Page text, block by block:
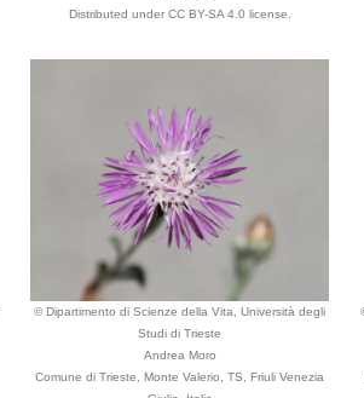
Distributed under CC BY-SA 4.0 license.
© Dipartimento di Scienze della Vita, Università degli
Studi di Trieste
Andrea Moro
Comune di Trieste, Monte Valerio, TS, Friuli Venezia